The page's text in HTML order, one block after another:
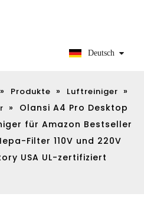
Deutsch
» Produkte » Luftreiniger »
»
Olansi A4 Pro Desktop
für Amazon Bestseller
Filter 110V und 220V
USA UL-zertifiziert